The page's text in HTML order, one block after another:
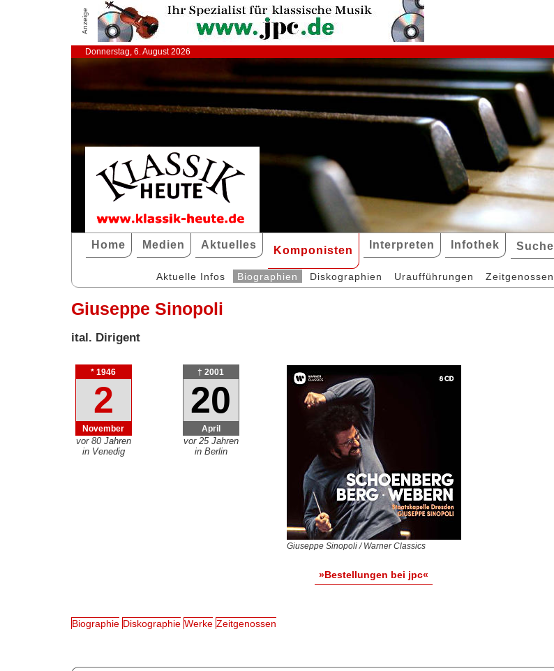
Anzeige
Donnerstag, 6. August 2026
Home Medien Aktuelles Komponisten Interpreten Infothek Suche
Aktuelle Infos Biographien Diskographien Uraufführungen Zeitgenossen
Giuseppe Sinopoli
ital. Dirigent
* 1946
2
November
vor 80 Jahren
in Venedig
† 2001
20
April
vor 25 Jahren
in Berlin
Giuseppe Sinopoli / Warner Classics
»Bestellungen bei jpc«
Biographie Diskographie Werke Zeitgenossen